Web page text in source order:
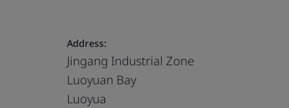
Address:
Jingang Industrial Zone
Luoyuan Bay
Luoyua